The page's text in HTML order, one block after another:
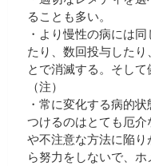
ることも多い。
・より慢性の病には
たり、数回投与した
とで消滅する。そして
（注）
・常に変化する病的
つけるのはとても厄介
や不注意な方法に陥
ら努力をしないで、